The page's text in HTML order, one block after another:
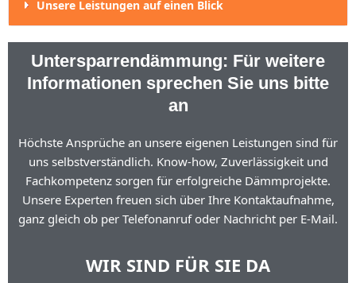
Unsere Leistungen auf einen Blick
Untersparrendämmung: Für weitere
Informationen sprechen Sie uns bitte
an
Höchste Ansprüche an unsere eigenen Leistungen sind für
uns selbstverständlich. Know-how, Zuverlässigkeit und
Fachkompetenz sorgen für erfolgreiche Dämmprojekte.
Unsere Experten freuen sich über Ihre Kontaktaufnahme,
ganz gleich ob per Telefonanruf oder Nachricht per E-Mail.
WIR SIND FÜR SIE DA